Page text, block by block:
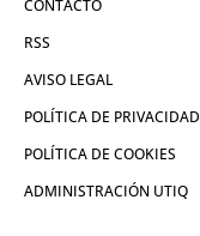
CONTACTO
RSS
AVISO LEGAL
POLÍTICA DE PRIVACIDAD
POLÍTICA DE COOKIES
ADMINISTRACIÓN UTIQ